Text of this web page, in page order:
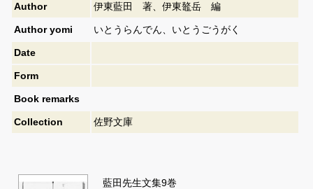
Author 伊東藍田 著、伊東鼇岳 編
Author yomi いとうらんでん、いとうごうがく
Date
Form
Book remarks
Collection 佐野文庫
藍田先生文集9巻